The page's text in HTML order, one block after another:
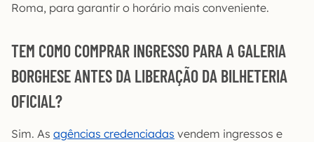
Roma, para garantir o horário mais conveniente.
TEM COMO COMPRAR INGRESSO PARA A GALERIA
BORGHESE ANTES DA LIBERAÇÃO DA BILHETERIA
OFICIAL?
Sim. As agências credenciadas vendem ingressos e